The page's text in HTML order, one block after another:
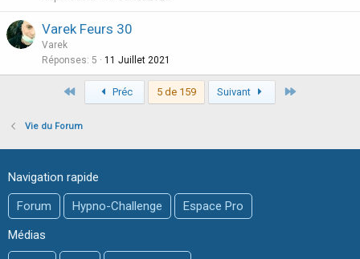
Varek Feurs 30
Varek
Réponses 5 11 Juillet 2021
Premier Préc 5 de 159 Suivant
Vie du Forum
Navigation rapide
Forum
Hypno-Challenge
Espace Pro
Médias